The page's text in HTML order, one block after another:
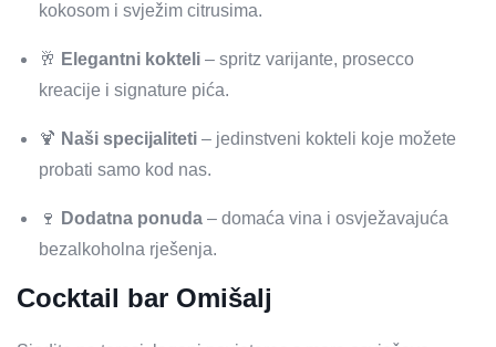
kokosom i svježim citrusima.
🥂 Elegantni kokteli – spritz varijante, prosecco
kreacije i signature pića.
🍹 Naši specijaliteti – jedinstveni kokteli koje možete
probati samo kod nas.
🍷 Dodatna ponuda – domaća vina i osvježavajuća
bezalkoholna rješenja.
Cocktail bar Omišalj